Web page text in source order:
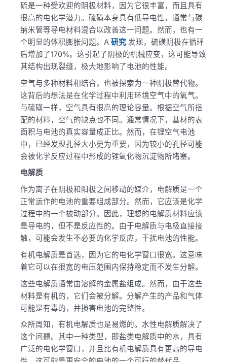
硫是一种受欢迎的阴极材料，因为它很丰富，而且具有
很高的电化学潜力。硫磺本身具有低导电性，通常与碳
纳米管等导电材料混合以改善这一问题。然而，也有一
个明显的体积膨胀问题。A 研究 发现，硫磺阴极在循环
后增加了170%。这引起了阴极的机械应变，这可能导致
其结构出现裂缝，极大地影响了电池的性能。
空气与多种材料相结合，也被探索为一种阴极替代物。
这背后的想法是在化学过程中利用环境空气中的氧气。
与硫磺一样，空气具有很高的理论容量。根据空气所搭
配的材料，空气的缺点也不同。通常情况下，基材的表
面积与电池的真实容量成正比。然而，在锂空气电池
中，已经发现孔径大小更为重要，因为较小的孔径可能
会被化学反应过程中形成的锂氧化物沉淀物所堵塞。
电解质
作为离子在阴极和阳极之间移动的媒介，电解质是一个
正常运作的电池的重要组成部分。然而，它应该是化学
过程中的一个被动部分。因此，理想的电解质材料应该
是导电的，但不是反应性的。由于电解质与电极直接接
触，可能会发生不必要的化学反应，干扰电池的性能。
有机电解质是首选，因为它的电化学窗口很宽。这意味
着它可以在很宽的电压范围内保持稳定而不发生分解。
这些电解质通常由溶解的金属盐组成。然而，由于这些
材料是有机的，它们会被分解。分解产生的产品和气体
可能是有毒的，并损害电池的完整性。
众所周知，有机电解质也是易燃的。水性电解质解决了
这个问题。其中一种类型，即盐类电解质中的水，具有
广泛的电化学窗口，并且比有机电解质具有更高的导电